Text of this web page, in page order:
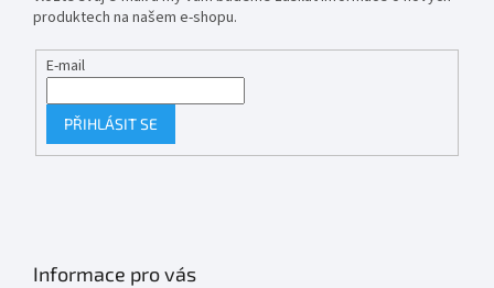
produktech na našem e-shopu.
E-mail
PŘIHLÁSIT SE
Informace pro vás